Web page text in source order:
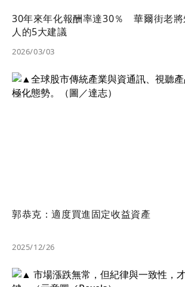
30年來年化報酬率達30％ 華爾街老將
人的5大建議
2026/03/03
郭恭克：適度買進固定收益資產
2025/12/26